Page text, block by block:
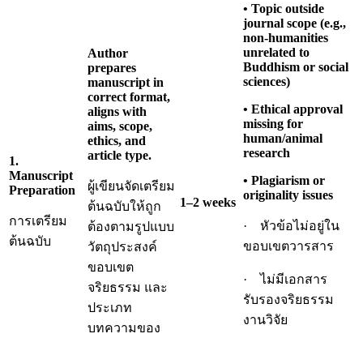
1.
Manuscript
Preparation
การเตรียม
ต้นฉบับ
Author
prepares
manuscript in
correct format,
aligns with
aims, scope,
ethics, and
article type.
ผู้เขียนจัดเตรียม
ต้นฉบับให้ถูก
ต้องตามรูปแบบ
วัตถุประสงค์
ขอบเขต
จริยธรรม และ
ประเภท
บทความของ
1–2 weeks
• Topic outside
journal scope (e.g.,
non-humanities
unrelated to
Buddhism or social
sciences)
• Ethical approval
missing for
human/animal
research
• Plagiarism or
originality issues
· หัวข้อไม่อยู่ใน
ขอบเขตวารสาร
· ไม่มีเอกสาร
รับรองจริยธรรม
งานวิจัย